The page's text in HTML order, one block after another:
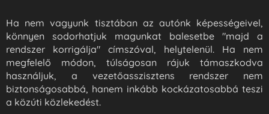
Ha nem vagyunk tisztában az autónk képességeivel,
könnyen sodorhatjuk magunkat balesetbe "majd a
rendszer korrigálja" címszóval, helytelenül. Ha nem
megfelelő módon, túlságosan rájuk támaszkodva
használjuk, a vezetőasszisztens rendszer nem
biztonságosabbá, hanem inkább kockázatosabbá teszi
a közúti közlekedést.